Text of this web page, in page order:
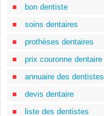
bon dentiste
soins dentaires
prothèses dentaires
prix couronne dentaire
annuaire des dentistes
devis dentaire
liste des dentistes